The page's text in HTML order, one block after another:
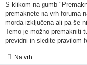
S klikom na gumb
premaknete na vrh foruma
morda izključena ali pa še
Temo je možno premakniti
previdni in sledite pravilom
Na vrh